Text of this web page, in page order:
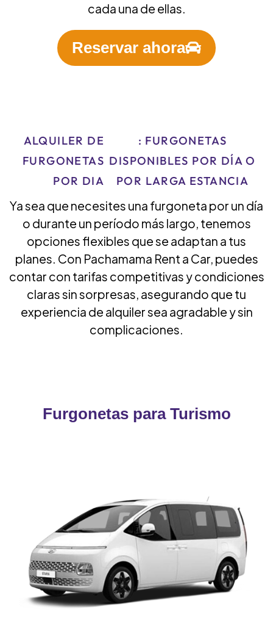
cada una de ellas.
Reservar ahora
ALQUILER DE
FURGONETAS
POR DIA
: FURGONETAS
DISPONIBLES POR DÍA O
POR LARGA ESTANCIA
Ya sea que necesites una furgoneta por un día
o durante un período más largo, tenemos
opciones flexibles que se adaptan a tus
planes. Con Pachamama Rent a Car, puedes
contar con tarifas competitivas y condiciones
claras sin sorpresas, asegurando que tu
experiencia de alquiler sea agradable y sin
complicaciones.
Furgonetas para Turismo